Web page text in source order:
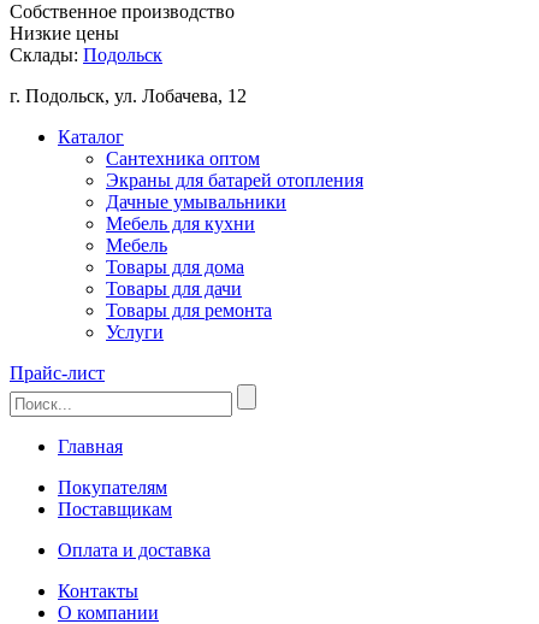
Собственное производство
Низкие цены
Склады: Подольск
г. Подольск, ул. Лобачева, 12
Каталог
Сантехника оптом
Экраны для батарей отопления
Дачные умывальники
Мебель для кухни
Мебель
Товары для дома
Товары для дачи
Товары для ремонта
Услуги
Прайс-лист
Главная
Покупателям
Поставщикам
Оплата и доставка
Контакты
О компании